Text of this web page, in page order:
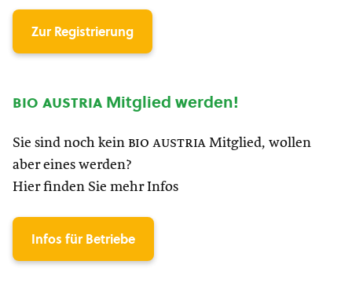
Zur Registrierung
bio austria Mitglied werden!
Sie sind noch kein bio austria Mitglied, wollen
aber eines werden?
Hier finden Sie mehr Infos
Infos für Betriebe